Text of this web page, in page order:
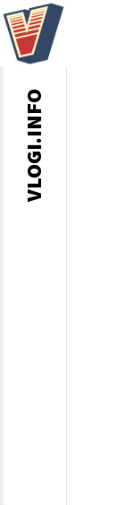
VLOGI.INFO